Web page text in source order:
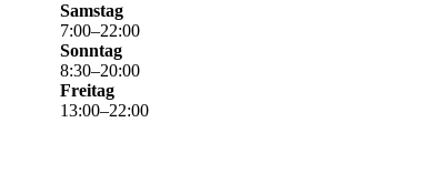
Samstag
7:00–22:00
Sonntag
8:30–20:00
Freitag
13:00–22:00